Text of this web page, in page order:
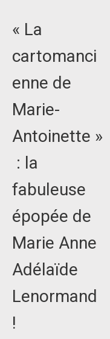
« La
cartomanci
enne de
Marie-
Antoinette »
: la
fabuleuse
épopée de
Marie Anne
Adélaïde
Lenormand
!